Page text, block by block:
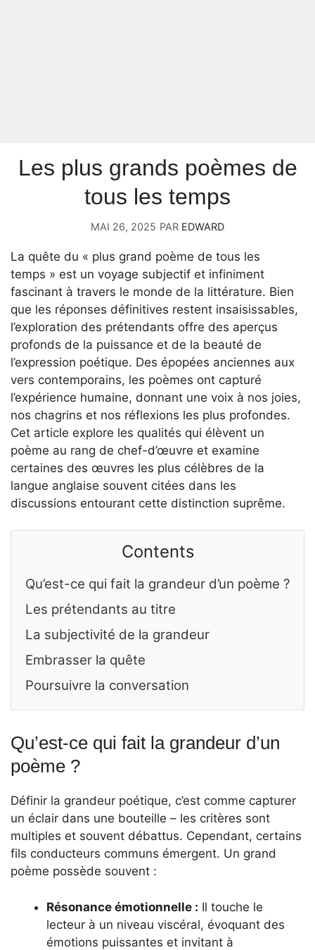
Les plus grands poèmes de
tous les temps
MAI 26, 2025 PAR EDWARD
La quête du « plus grand poème de tous les
temps » est un voyage subjectif et infiniment
fascinant à travers le monde de la littérature. Bien
que les réponses définitives restent insaisissables,
l’exploration des prétendants offre des aperçus
profonds de la puissance et de la beauté de
l’expression poétique. Des épopées anciennes aux
vers contemporains, les poèmes ont capturé
l’expérience humaine, donnant une voix à nos joies,
nos chagrins et nos réflexions les plus profondes.
Cet article explore les qualités qui élèvent un
poème au rang de chef-d’œuvre et examine
certaines des œuvres les plus célèbres de la
langue anglaise souvent citées dans les
discussions entourant cette distinction suprême.
Contents
Qu’est-ce qui fait la grandeur d’un poème ?
Les prétendants au titre
La subjectivité de la grandeur
Embrasser la quête
Poursuivre la conversation
Qu’est-ce qui fait la grandeur d’un
poème ?
Définir la grandeur poétique, c’est comme capturer
un éclair dans une bouteille – les critères sont
multiples et souvent débattus. Cependant, certains
fils conducteurs communs émergent. Un grand
poème possède souvent :
Résonance émotionnelle : Il touche le
lecteur à un niveau viscéral, évoquant des
émotions puissantes et invitant à